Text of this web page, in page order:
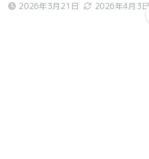
2026年3月21日 2026年4月3日